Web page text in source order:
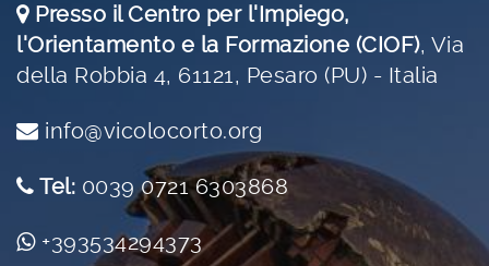
Presso il Centro per l'Impiego,
l'Orientamento e la Formazione (CIOF), Via
della Robbia 4, 61121, Pesaro (PU) - Italia
info@vicolocorto.org
Tel: 0039 0721 6303868
+393534294373